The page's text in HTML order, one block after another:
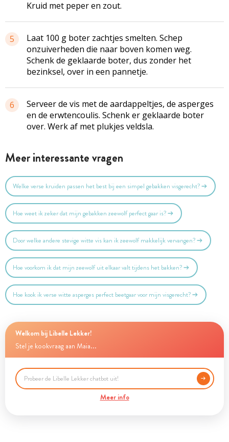
Kruid met peper en zout.
5
Laat 100 g boter zachtjes smelten. Schep
onzuiverheden die naar boven komen weg.
Schenk de geklaarde boter, dus zonder het
bezinksel, over in een pannetje.
6
Serveer de vis met de aardappeltjes, de asperges
en de erwtencoulis. Schenk er geklaarde boter
over. Werk af met plukjes veldsla.
Meer interessante vragen
Welke verse kruiden passen het best bij een simpel gebakken visgerecht?
Hoe weet ik zeker dat mijn gebakken zeewolf perfect gaar is?
Door welke andere stevige witte vis kan ik zeewolf makkelijk vervangen?
Hoe voorkom ik dat mijn zeewolf uit elkaar valt tijdens het bakken?
Hoe kook ik verse witte asperges perfect beetgaar voor mijn visgerecht?
Welkom bij Libelle Lekker!
Stel je kookvraag aan Maia...
Meer info